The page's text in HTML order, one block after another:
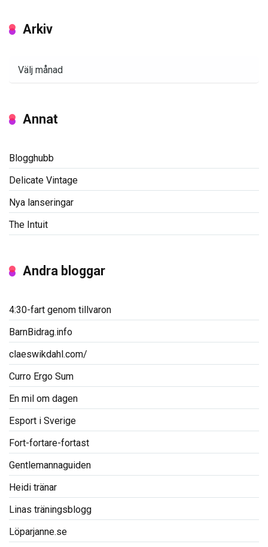
Arkiv
Annat
Blogghubb
Delicate Vintage
Nya lanseringar
The Intuit
Andra bloggar
4:30-fart genom tillvaron
BarnBidrag.info
claeswikdahl.com/
Curro Ergo Sum
En mil om dagen
Esport i Sverige
Fort-fortare-fortast
Gentlemannaguiden
Heidi tränar
Linas träningsblogg
Löparjanne.se